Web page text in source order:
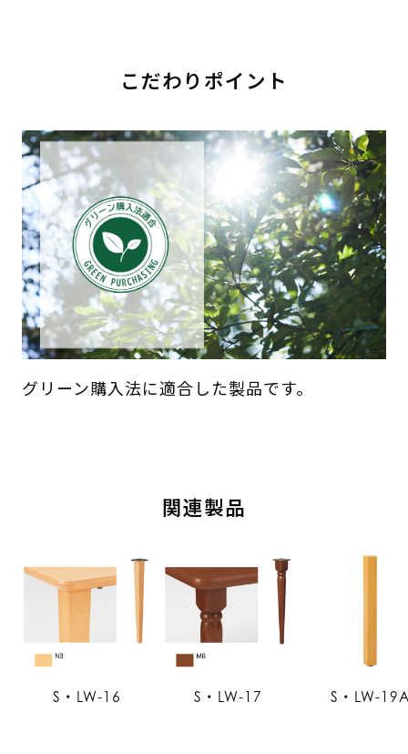
こだわりポイント
グリーン購入法に適合した製品です。
関連製品
S・LW-16 S・LW-17 S・LW-